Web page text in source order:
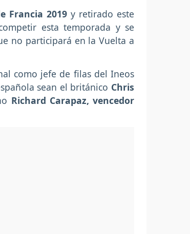
Francia 2019 y retirado este
esta temporada y se
no participará en la Vuelta a
como jefe de filas del Ineos
sean el británico Chris
Richard Carapaz, vencedor